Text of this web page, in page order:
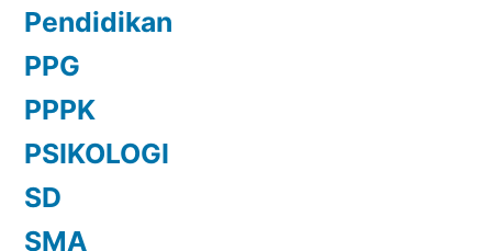
Pendidikan
PPG
PPPK
PSIKOLOGI
SD
SMA